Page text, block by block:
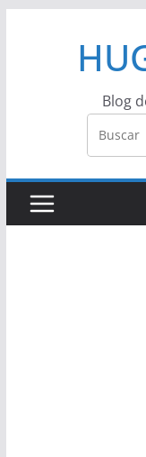
Blog